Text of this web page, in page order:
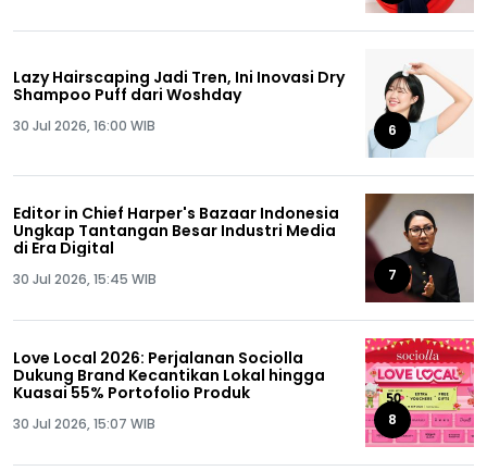
Lazy Hairscaping Jadi Tren, Ini Inovasi Dry
Shampoo Puff dari Woshday
30 Jul 2026, 16:00 WIB 6
Editor in Chief Harper's Bazaar Indonesia
Ungkap Tantangan Besar Industri Media
di Era Digital
30 Jul 2026, 15:45 WIB 7
Love Local 2026: Perjalanan Sociolla
Dukung Brand Kecantikan Lokal hingga
Kuasai 55% Portofolio Produk
30 Jul 2026, 15:07 WIB 8